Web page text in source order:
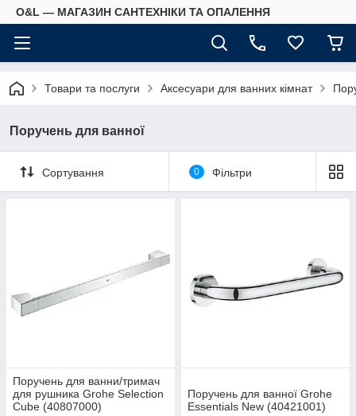
O&L — МАГАЗИН САНТЕХНІКИ ТА ОПАЛЕННЯ
Товари та послуги Аксесуари для ванних кімнат
Поручень для ванної
Сортування 0 Фільтри
Поручень для ванни/тримач
для рушника Grohe Selection
Cube (40807000)
Поручень для ванної Grohe
Essentials New (40421001)